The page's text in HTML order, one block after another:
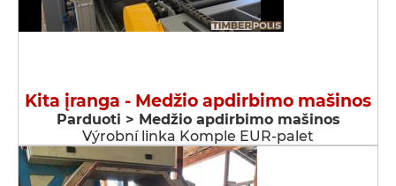
Kita įranga - Medžio apdirbimo mašinos
Parduoti > Medžio apdirbimo mašinos
Výrobní linka Komple EUR-palet